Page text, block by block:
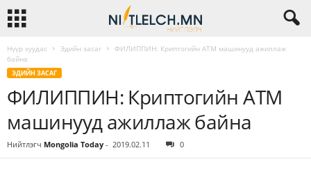
Нүүр хуудас Эдийн засаг
ФИЛИППИН: Криптогийн АТМ машинууд ажиллаж
байна
ЭДИЙН ЗАСАГ
ФИЛИППИН: Криптогийн АТМ
машинууд ажиллаж байна
Нийтлэгч Mongolia Today - 2019.02.11 0